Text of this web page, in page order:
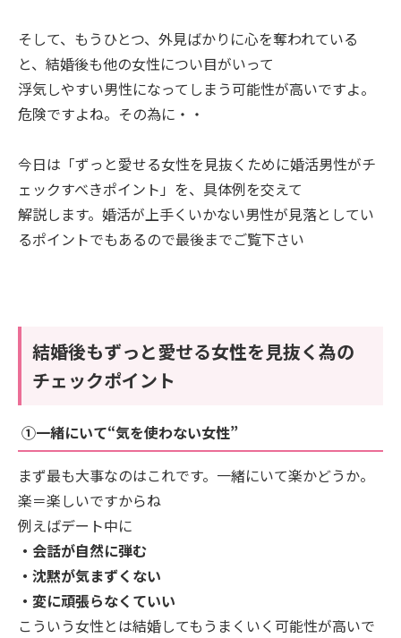
そして、もうひとつ、外見ばかりに心を奪われている
と、結婚後も他の女性につい目がいって
浮気しやすい男性になってしまう可能性が高いですよ。
危険ですよね。その為に・・
今日は「ずっと愛せる女性を見抜くために婚活男性がチ
ェックすべきポイント」を、具体例を交えて
解説します。婚活が上手くいかない男性が見落としてい
るポイントでもあるので最後までご覧下さい
結婚後もずっと愛せる女性を見抜く為の
チェックポイント
①一緒にいて“気を使わない女性”
まず最も大事なのはこれです。一緒にいて楽かどうか。
楽＝楽しいですからね
例えばデート中に
・会話が自然に弾む
・沈黙が気まずくない
・変に頑張らなくていい
こういう女性とは結婚してもうまくいく可能性が高いで